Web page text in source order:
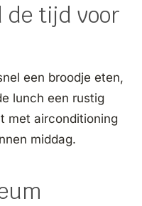
de tijd voor
een broodje eten,
lunch een rustig
met airconditioning
middag.